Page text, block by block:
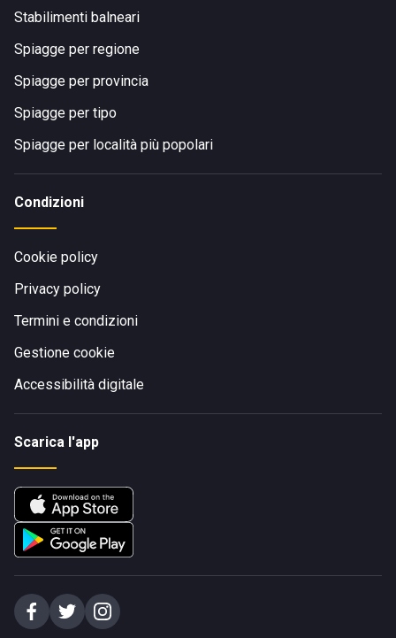
Stabilimenti balneari
Spiagge per regione
Spiagge per provincia
Spiagge per tipo
Spiagge per località più popolari
Condizioni
Cookie policy
Privacy policy
Termini e condizioni
Gestione cookie
Accessibilità digitale
Scarica l'app